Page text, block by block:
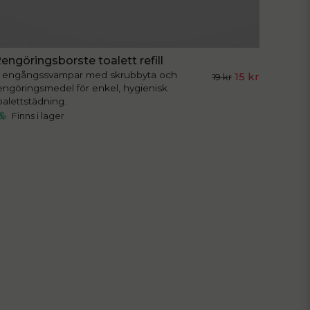
toalett refill
engångssvampar med skrubbyta och
för enkel, hygienisk
19 kr 15 kr
Finns i lager